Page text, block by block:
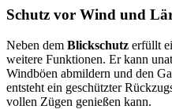
Schutz vor Wind und
Neben dem Blickschutz erfüllt
weitere Funktionen. Er kann
Windböen abmildern und den
entsteht ein geschützter
vollen Zügen genießen kann.